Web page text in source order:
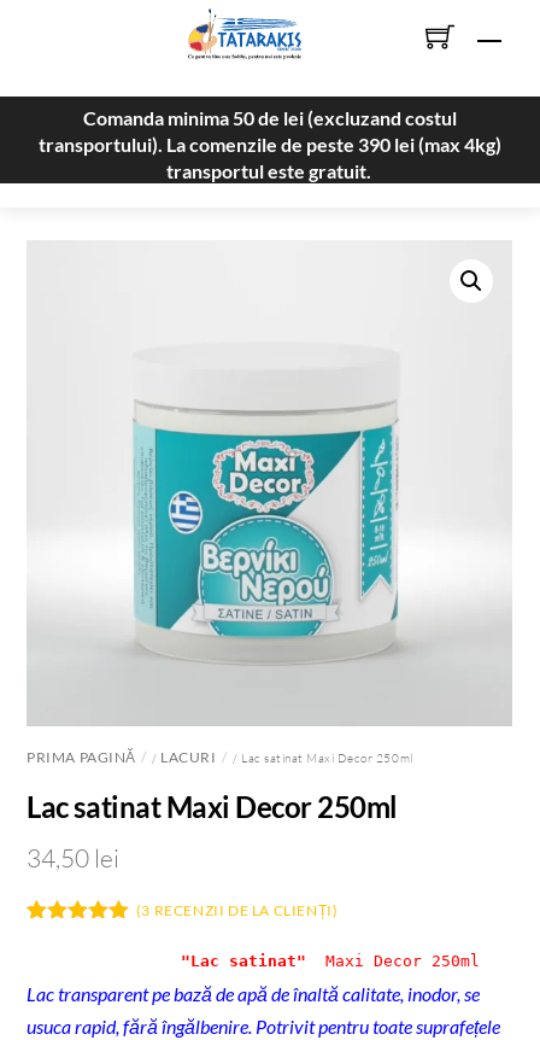
Comanda minima 50 de lei (excluzand costul
transportului). La comenzile de peste 390 lei (max 4kg)
transportul este gratuit.
PRIMA PAGINĂ / LACURI / Lac satinat Maxi Decor 250ml
Lac satinat Maxi Decor 250ml
34,50 lei
evaluări de
(3 RECENZII DE LA CLIENȚI)
"Lac satinat" Maxi Decor 250ml
Lac transparent pe bază de apăde înaltă calitate, inodor, se
usuca rapid, fără îngălbenire. Potrivit pentru toate suprafețele